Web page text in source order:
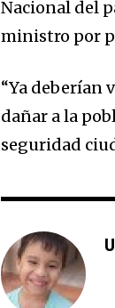
Nacional del
ministro por
“Ya deberían
dañar a la
seguridad